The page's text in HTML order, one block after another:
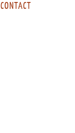
CONTACT